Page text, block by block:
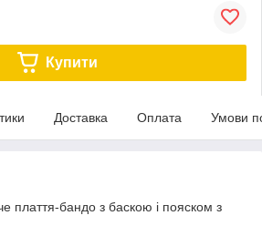
Купити
Доставка Оплата Умови
плаття-бандо з баскою і пояском з